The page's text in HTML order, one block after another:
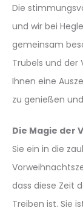
Die
und wir bei
gemeinsam
Trubels und
Ihnen eine
zu genießen
Die Magie der
Sie ein in die
dass diese Zeit
Treiben ist. Sie